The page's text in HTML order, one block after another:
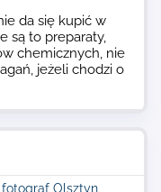
fotograf Olsztyn
da się kupić w
są to preparaty,
chemicznych, nie
jeżeli chodzi o